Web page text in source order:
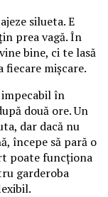
silueta. E
prea vagă. În
bine, ci te lasă
fiecare mișcare.
în
două ore. Un
dar dacă nu
începe să pară o
poate funcționa
garderoba